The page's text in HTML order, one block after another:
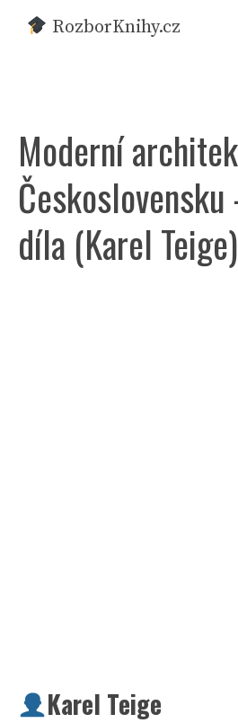
Přeskočit
RozborKnihy.cz
Moderní
díla (Karel Teige)
Karel Teige